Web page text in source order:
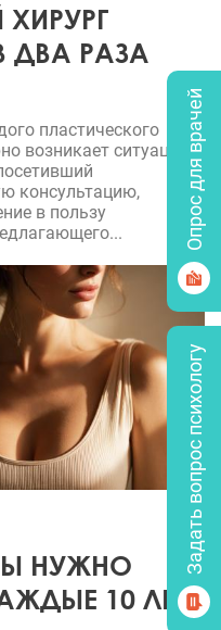
ДВА РАЗА
пластического
возникает ситуация,
консультацию,
в пользу
НУЖНО
10 ЛЕТ?
Опрос для врачей
Задать вопрос психологу